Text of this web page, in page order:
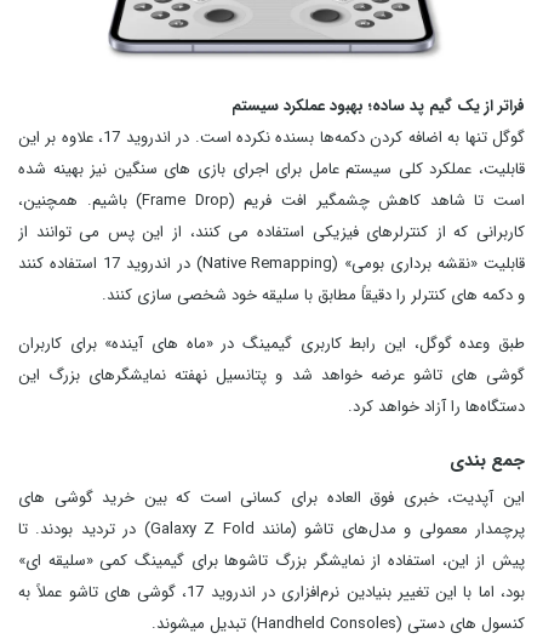
فراتر از یک گیم‌ پد ساده؛ بهبود عملکرد سیستم
گوگل تنها به اضافه کردن دکمه‌ها بسنده نکرده است. در اندروید 17، علاوه بر این
قابلیت، عملکرد کلی سیستم‌ عامل برای اجرای بازی‌ های سنگین نیز بهینه شده
است تا شاهد کاهش چشمگیر افت فریم (Frame Drop) باشیم. همچنین،
کاربرانی که از کنترلرهای فیزیکی استفاده می کنند، از این پس می توانند از
قابلیت «نقشه‌ برداری بومی» (Native Remapping) در اندروید 17 استفاده کنند
و دکمه‌ های کنترلر را دقیقاً مطابق با سلیقه خود شخصی‌ سازی کنند.
طبق وعده گوگل، این رابط کاربری گیمینگ در «ماه‌ های آینده» برای کاربران
گوشی‌ های تاشو عرضه خواهد شد و پتانسیل نهفته نمایشگرهای بزرگ این
دستگاه‌ها را آزاد خواهد کرد.
جمع بندی
این آپدیت، خبری فوق‌ العاده برای کسانی است که بین خرید گوشی‌ های
پرچمدار معمولی و مدل‌های تاشو (مانند Galaxy Z Fold) در تردید بودند. تا
پیش از این، استفاده از نمایشگر بزرگ تاشوها برای گیمینگ کمی «سلیقه‌ ای»
بود، اما با این تغییر بنیادین نرم‌افزاری در اندروید 17، گوشی‌ های تاشو عملاً به
کنسول‌ های دستی (Handheld Consoles) تبدیل میشوند.